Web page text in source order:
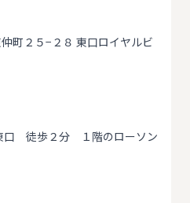
町２５−２８ 東口ロイヤルビ
口 徒歩２分 １階のローソン